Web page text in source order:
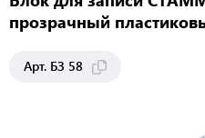
прозрачный
Арт. БЗ 58